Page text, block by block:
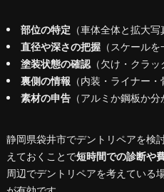
部位の特定 （車体全体と拡大
直径や深さの把握（スケールを
塗装状態の確認（欠け・クラッ
裏側の情報 （内装・ライナー
素材の申告（アルミか鋼板か分
静岡県袋井市でデントリペアを検
えておくことで短時間での診断や
周辺でデントリペアを考えている